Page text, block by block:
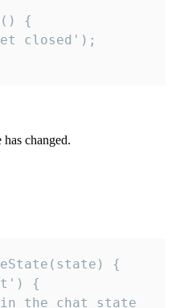
{
closed');
changed.
{
{
the chat state